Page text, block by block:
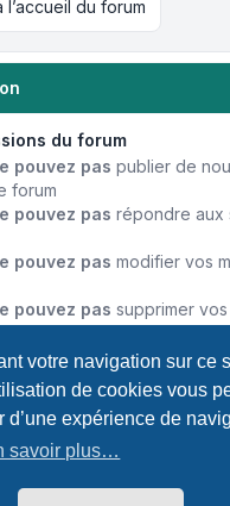
votre navigation sur ce
de cookies vous
d’une expérience de
savoir plus…
l’accueil du forum
du forum
pouvez pas publier de
forum
pouvez pas répondre aux
pouvez pas modifier vos
pouvez pas supprimer
phpBB® Forum Software
Leenoz